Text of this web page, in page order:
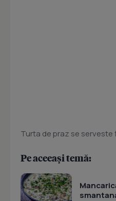
Turta de praz se
Pe aceeași temă: